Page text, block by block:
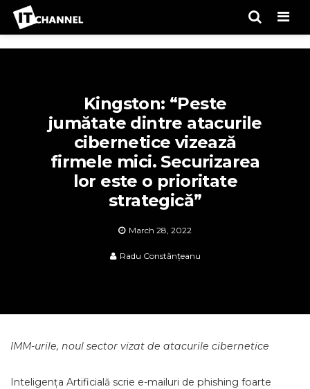
Kingston: “Peste
jumătate dintre atacurile
cibernetice vizează
firmele mici. Securizarea
lor este o prioritate
strategică”
March 28, 2022
Radu Constănțeanu
IMM-urile, noul sector vizat de atacurile cibernetice
Inteligența Artificială scrie e-mailuri de phishing foarte